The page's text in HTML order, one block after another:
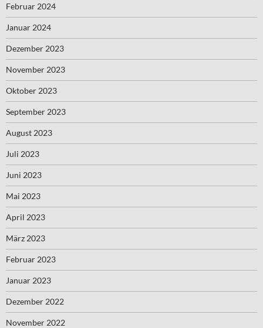
Februar 2024
Januar 2024
Dezember 2023
November 2023
Oktober 2023
September 2023
August 2023
Juli 2023
Juni 2023
Mai 2023
April 2023
März 2023
Februar 2023
Januar 2023
Dezember 2022
November 2022